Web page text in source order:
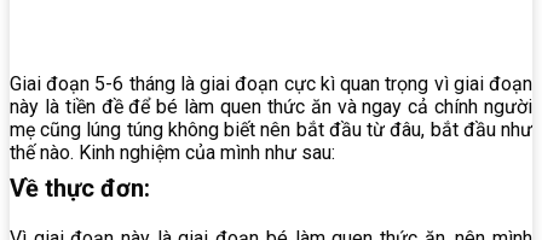
Giai đoạn 5-6 tháng là giai đoạn cực kì quan trọng vì giai đoạn
này là tiền đề để bé làm quen thức ăn và ngay cả chính người
mẹ cũng lúng túng không biết nên bắt đầu từ đâu, bắt đầu như
thế nào. Kinh nghiệm của mình như sau:
Về thực đơn: